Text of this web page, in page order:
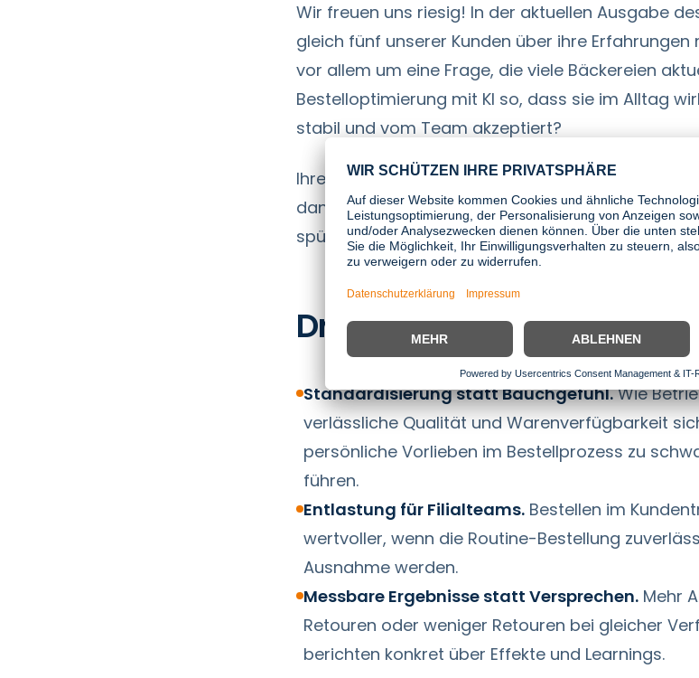
Wir freuen uns riesig! In der aktuellen Ausgabe
gleich fünf unserer Kunden über ihre Erfahrungen
vor allem um eine Frage, die viele Bäckereien
Bestelloptimierung mit KI so, dass sie im Alltag
stabil und vom Team akzeptiert?
Ihre Erfahrungen zeigen klar: KI ist kein
dann, wenn sie Verfügbarkeit sichert, Retouren
spürbar entlastet.
Drei Erkenntnisse aus der
Standardisierung statt Bauchgefühl.Wie
verlässliche Qualität und Warenverfügbarkeit
persönliche Vorlieben im Bestellprozess zu
führen.
Entlastung für Filialteams. Bestellen im
wertvoller, wenn die Routine-Bestellung
Ausnahme werden.
Messbare Ergebnisse statt Versprechen. Mehr
Retouren oder weniger Retouren bei gleicher
berichten konkret über Effekte und Learnings.